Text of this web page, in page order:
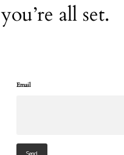
you’re all set.
Email